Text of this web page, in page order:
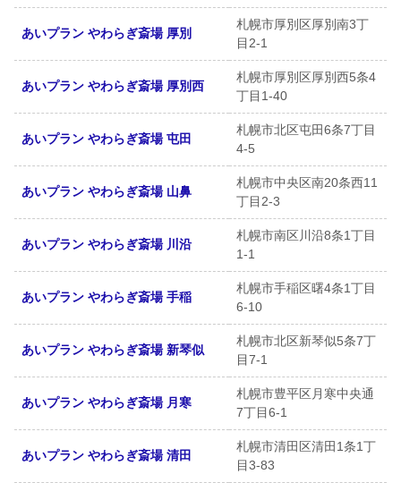
あいプラン やわらぎ斎場 厚別
札幌市厚別区厚別南3丁
目2-1
あいプラン やわらぎ斎場 厚別西
札幌市厚別区厚別西5条4
丁目1-40
あいプラン やわらぎ斎場 屯田
札幌市北区屯田6条7丁目
4-5
あいプラン やわらぎ斎場 山鼻
札幌市中央区南20条西11
丁目2-3
あいプラン やわらぎ斎場 川沿
札幌市南区川沿8条1丁目
1-1
あいプラン やわらぎ斎場 手稲
札幌市手稲区曙4条1丁目
6-10
あいプラン やわらぎ斎場 新琴似
札幌市北区新琴似5条7丁
目7-1
あいプラン やわらぎ斎場 月寒
札幌市豊平区月寒中央通
7丁目6-1
あいプラン やわらぎ斎場 清田
札幌市清田区清田1条1丁
目3-83